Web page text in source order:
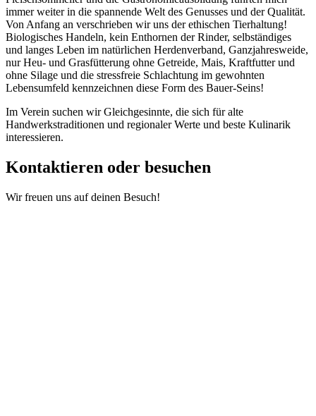
immer weiter in die spannende Welt des Genusses und der Qualität.
Von Anfang an verschrieben wir uns der ethischen Tierhaltung!
Biologisches Handeln, kein Enthornen der Rinder, selbständiges
und langes Leben im natürlichen Herdenverband, Ganzjahresweide,
nur Heu- und Grasfütterung ohne Getreide, Mais, Kraftfutter und
ohne Silage und die stressfreie Schlachtung im gewohnten
Lebensumfeld kennzeichnen diese Form des Bauer-Seins!
Im Verein suchen wir Gleichgesinnte, die sich für alte
Handwerkstraditionen und regionaler Werte und beste Kulinarik
interessieren.
Kontaktieren oder besuchen
Wir freuen uns auf deinen Besuch!